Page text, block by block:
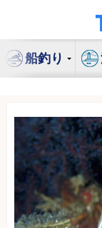
ン
船釣り